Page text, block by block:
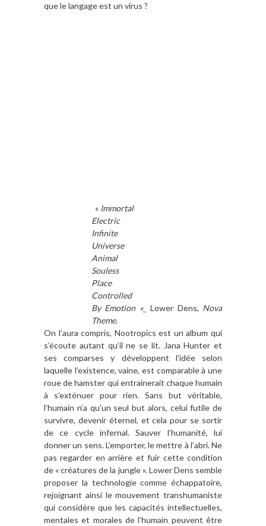
que le langage est un virus ?
« Immortal
Electric
Infinite
Universe
Animal
Souless
Place
Controlled
By Emotion »_
Lower Dens, Nova
Theme.
On l’aura compris, Nootropics est un album qui
s’écoute autant qu’il ne se lit. Jana Hunter et
ses comparses y développent l’idée selon
laquelle l’existence, vaine, est comparable à une
roue de hamster qui entrainerait chaque humain
à s’exténuer pour rien. Sans but véritable,
l’humain n’a qu’un seul but alors, celui futile de
survivre, devenir éternel, et cela pour se sortir
de ce cycle infernal. Sauver l’humanité, lui
donner un sens. L’emporter, le mettre à l’abri. Ne
pas regarder en arrière et fuir cette condition
de « créatures de la jungle ». Lower Dens semble
proposer la technologie comme échappatoire,
rejoignant ainsi le mouvement transhumaniste
qui considère que les capacités intellectuelles,
mentales et morales de l’humain peuvent être